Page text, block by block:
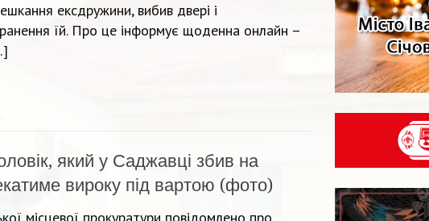
ексдружини, вибив двері і
їй. Про це інформує щоденна онлайн –
який у Саджавці збив на
вироку під вартою (фото)